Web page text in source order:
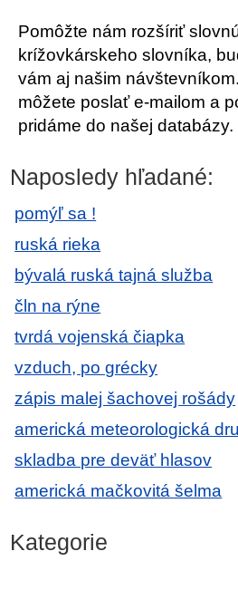
Pomôžte nám rozšíriť
krížovkárskeho slovníka,
vám aj našim
môžete poslať e-mailom a
pridáme do našej databázy.
Naposledy hľadané:
pomýľ sa !
ruská rieka
bývalá ruská tajná služba
čln na rýne
tvrdá vojenská čiapka
vzduch, po grécky
zápis malej šachovej rošády
americká meteorologická
skladba pre deväť hlasov
americká mačkovitá šelma
Kategorie